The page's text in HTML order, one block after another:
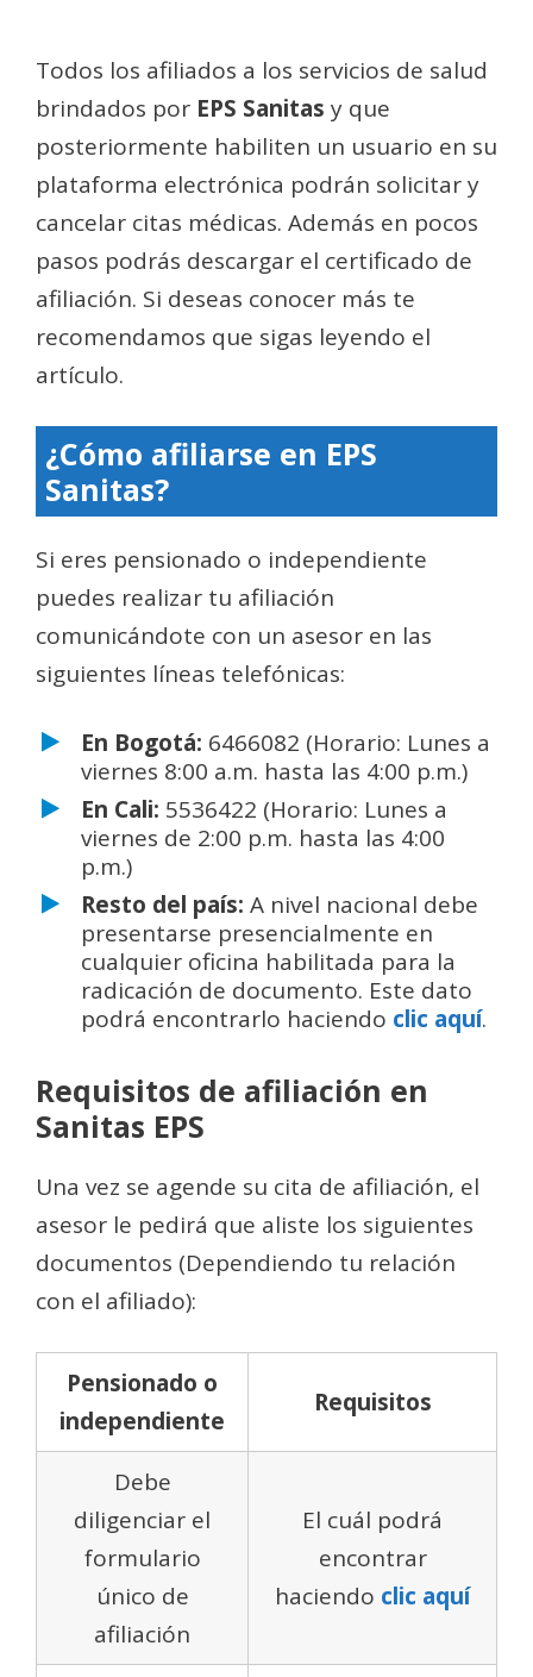
Todos los afiliados a los servicios de salud
brindados por EPS Sanitas y que
posteriormente habiliten un usuario en su
plataforma electrónica podrán solicitar y
cancelar citas médicas. Además en pocos
pasos podrás descargar el certificado de
afiliación. Si deseas conocer más te
recomendamos que sigas leyendo el
artículo.
¿Cómo afiliarse en EPS
Sanitas?
Si eres pensionado o independiente
puedes realizar tu afiliación
comunicándote con un asesor en las
siguientes líneas telefónicas:
En Bogotá: 6466082 (Horario: Lunes a
viernes 8:00 a.m. hasta las 4:00 p.m.)
En Cali: 5536422 (Horario: Lunes a
viernes de 2:00 p.m. hasta las 4:00
p.m.)
Resto del país: A nivel nacional debe
presentarse presencialmente en
cualquier oficina habilitada para la
radicación de documento. Este dato
podrá encontrarlo haciendo clic aquí.
Requisitos de afiliación en
Sanitas EPS
Una vez se agende su cita de afiliación, el
asesor le pedirá que aliste los siguientes
documentos (Dependiendo tu relación
con el afiliado):
Pensionado o
independiente
Requisitos
Debe
diligenciar el
formulario
único de
afiliación
El cuál podrá
encontrar
haciendo clic aquí